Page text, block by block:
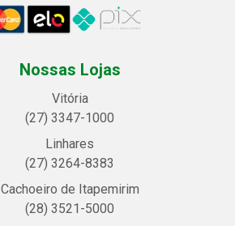
Nossas Lojas
Vitória
(27) 3347-1000
Linhares
(27) 3264-8383
Cachoeiro de Itapemirim
(28) 3521-5000